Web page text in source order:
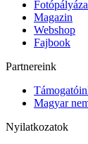
Magazin
Webshop
Fajbook
Partnereink
Magyar
Nyilatkozatok